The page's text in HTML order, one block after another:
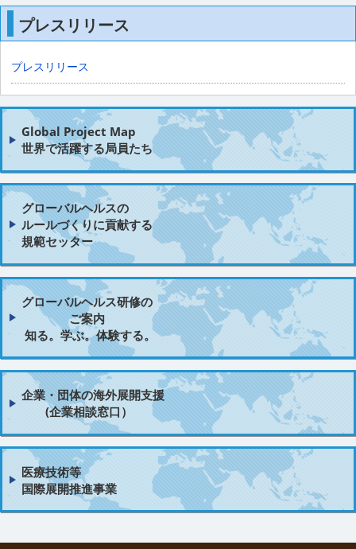
プレスリリース
プレスリリース
Global Project Map
世界で活躍する局員たち
グローバルヘルスの
ルールづくりに貢献する
規範セッター
グローバルヘルス研修の
ご案内
知る。学ぶ。体験する。
企業・団体の海外展開支援
(企業相談窓口）
医療技術等
国際展開推進事業